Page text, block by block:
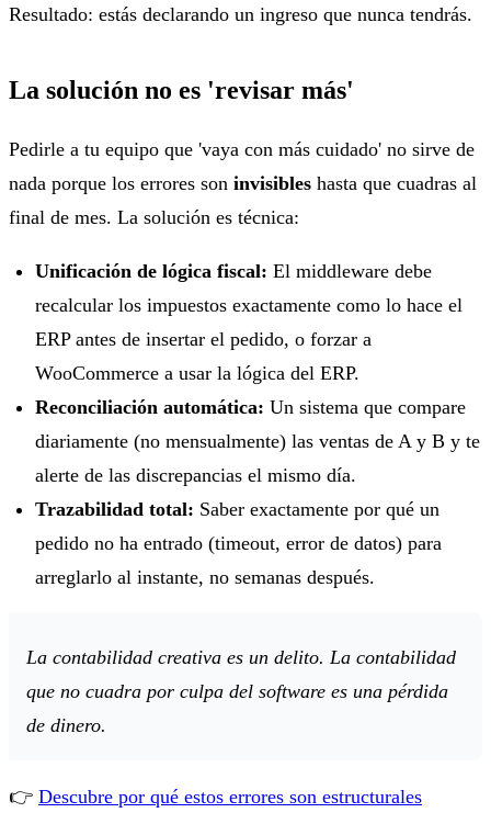
Resultado: estás declarando un ingreso que nunca tendrás.
La solución no es 'revisar más'
Pedirle a tu equipo que 'vaya con más cuidado' no sirve de
nada porque los errores son invisibles hasta que cuadras al
final de mes. La solución es técnica:
Unificación de lógica fiscal: El middleware debe
recalcular los impuestos exactamente como lo hace el
ERP antes de insertar el pedido, o forzar a
WooCommerce a usar la lógica del ERP.
Reconciliación automática: Un sistema que compare
diariamente (no mensualmente) las ventas de A y B y te
alerte de las discrepancias el mismo día.
Trazabilidad total: Saber exactamente por qué un
pedido no ha entrado (timeout, error de datos) para
arreglarlo al instante, no semanas después.
La contabilidad creativa es un delito. La contabilidad
que no cuadra por culpa del software es una pérdida
de dinero.
👉 Descubre por qué estos errores son estructurales